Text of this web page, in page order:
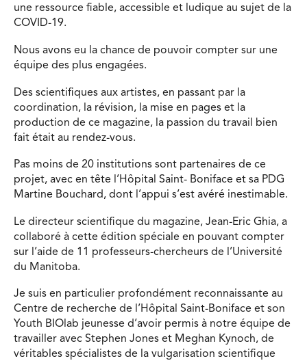
une ressource fiable, accessible et ludique au sujet de la
COVID-19.
Nous avons eu la chance de pouvoir compter sur une
équipe des plus engagées.
Des scientifiques aux artistes, en passant par la
coordination, la révision, la mise en pages et la
production de ce magazine, la passion du travail bien
fait était au rendez-vous.
Pas moins de 20 institutions sont partenaires de ce
projet, avec en tête l’Hôpital Saint- Boniface et sa PDG
Martine Bouchard, dont l’appui s’est avéré inestimable.
Le directeur scientifique du magazine, Jean-Eric Ghia, a
collaboré à cette édition spéciale en pouvant compter
sur l’aide de 11 professeurs-chercheurs de l’Université
du Manitoba.
Je suis en particulier profondément reconnaissante au
Centre de recherche de l’Hôpital Saint-Boniface et son
Youth BIOlab jeunesse d’avoir permis à notre équipe de
travailler avec Stephen Jones et Meghan Kynoch, de
véritables spécialistes de la vulgarisation scientifique